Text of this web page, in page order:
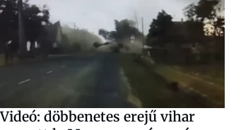
Videó: döbbenetes erejű vihar